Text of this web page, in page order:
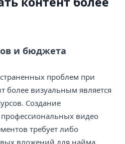
и бюджета
проблем при
более визуальным является
Создание
видео
требует либо
вложений для найма